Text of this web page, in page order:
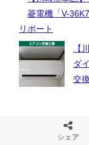
を
【
ダ
交
シェア